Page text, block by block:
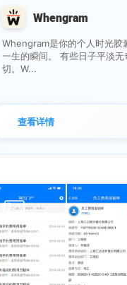
Whengram
Whengram是你的个人时光胶
一生的瞬间。 有些日子平淡
切。W...
查看详情